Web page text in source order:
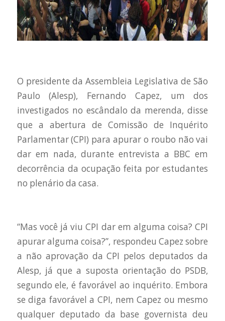
O presidente da Assembleia Legislativa de São
Paulo (Alesp), Fernando Capez, um dos
investigados no escândalo da merenda, disse
que a abertura de Comissão de Inquérito
Parlamentar (CPI) para apurar o roubo não vai
dar em nada, durante entrevista a BBC em
decorrência da ocupação feita por estudantes
no plenário da casa.
“Mas você já viu CPI dar em alguma coisa? CPI
apurar alguma coisa?”, respondeu Capez sobre
a não aprovação da CPI pelos deputados da
Alesp, já que a suposta orientação do PSDB,
segundo ele, é favorável ao inquérito. Embora
se diga favorável a CPI, nem Capez ou mesmo
qualquer deputado da base governista deu